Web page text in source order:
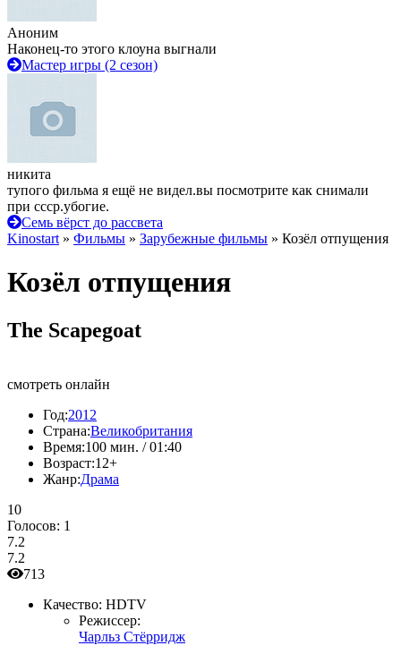
Аноним
Наконец-то этого клоуна выгнали
Мастер игры (2 сезон)
никита
тупого фильма я ещё не видел.вы посмотрите как снимали
при ссср.убогие.
Семь вёрст до рассвета
Kinostart » Фильмы » Зарубежные фильмы » Козёл отпущения
Козёл отпущения
The Scapegoat
смотреть онлайн
Год:2012
Страна:Великобритания
Время:100 мин. / 01:40
Возраст:12+
Жанр:Драма
10
Голосов: 1
7.2
7.2
713
Качество: HDTV
Режиссер:
Чарльз Стёрридж